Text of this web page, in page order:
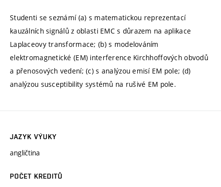
Studenti se seznámí (a) s matematickou reprezentací
kauzálních signálů z oblasti EMC s důrazem na aplikace
Laplaceovy transformace; (b) s modelováním
elektromagnetické (EM) interference Kirchhoffových obvodů
a přenosových vedení; (c) s analýzou emisí EM pole; (d)
analýzou susceptibility systémů na rušivé EM pole.
JAZYK VÝUKY
angličtina
POČET KREDITŮ